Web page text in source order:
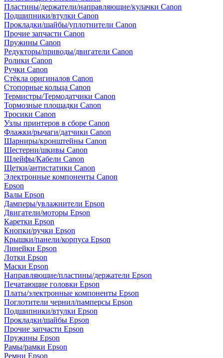
Пластины/держатели/направляющие/кулачки Canon
Подшипники/втулки Canon
Прокладки/шайбы/уплотнители Canon
Прочие запчасти Canon
Пружины Canon
Редукторы/приводы/двигатели Canon
Ролики Canon
Ручки Canon
Стёкла оригиналов Canon
Стопорные кольца Canon
Термистры/Термодатчики Canon
Тормозные площадки Canon
Тросики Canon
Узлы принтеров в сборе Canon
Флажки/рычаги/датчики Canon
Шарниры/кронштейны Canon
Шестерни/шкивы Canon
Шлейфы/Кабели Canon
Щетки/антистатики Canon
Электронные компоненты Canon
Epson
Валы Epson
Дамперы/увлажнители Epson
Двигатели/моторы Epson
Каретки Epson
Кнопки/ручки Epson
Крышки/панели/корпуса Epson
Линейки Epson
Лотки Epson
Маски Epson
Направляющие/пластины/держатели Epson
Печатающие головки Epson
Платы/электронные компоненты Epson
Поглотители чернил/памперсы Epson
Подшипники/втулки Epson
Прокладки/шайбы Epson
Прочие запчасти Epson
Пружины Epson
Рамы/рамки Epson
Ремни Epson